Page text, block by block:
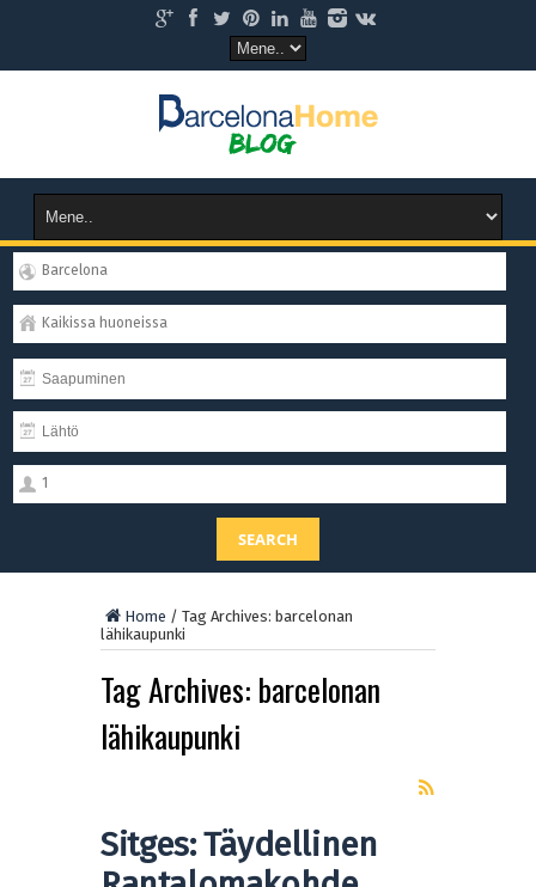
Barcelona
Kaikissa huoneissa
1
SEARCH
Home / Tag Archives: barcelonan
lähikaupunki
Tag Archives: barcelonan
lähikaupunki
Sitges: Täydellinen